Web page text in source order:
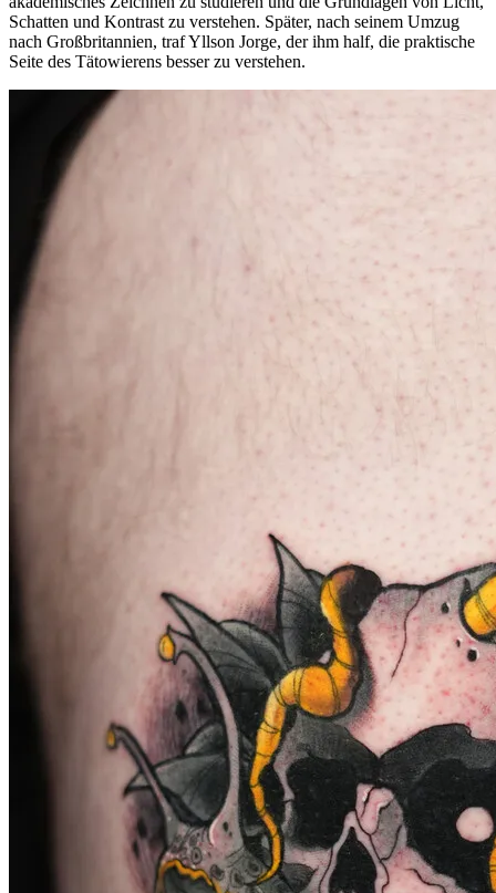
Schatten und Kontrast zu verstehen. Später, nach seinem Umzug
nach Großbritannien, traf Yllson Jorge, der ihm half, die praktische
Seite des Tätowierens besser zu verstehen.